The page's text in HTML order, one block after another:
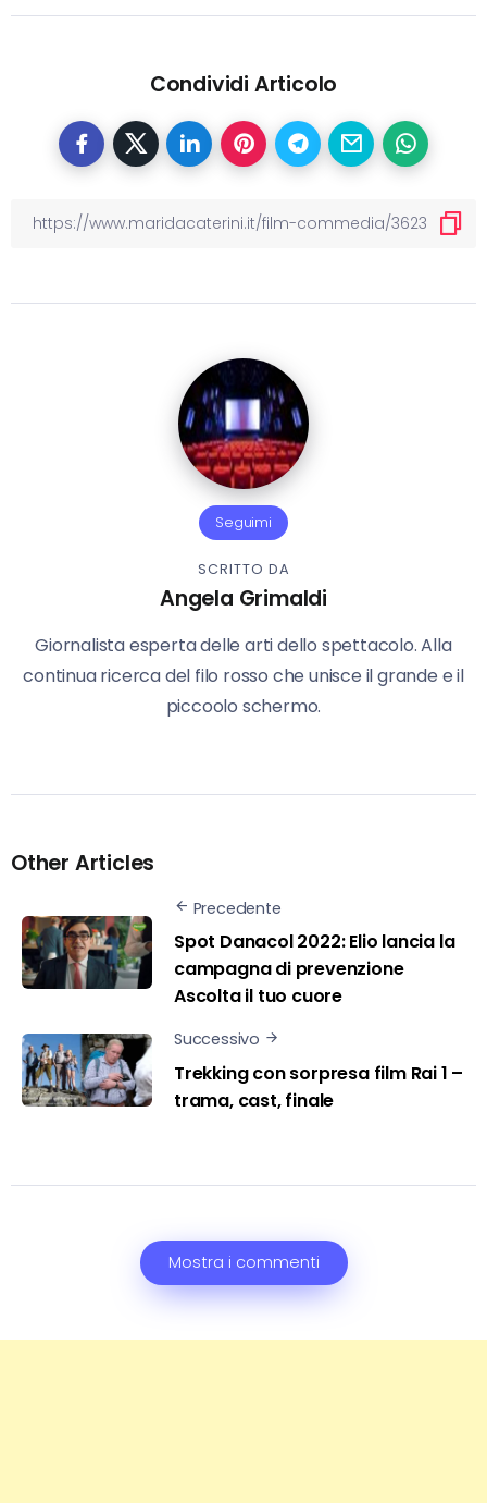
Condividi Articolo
Seguimi
SCRITTO DA
Angela Grimaldi
Giornalista esperta delle arti dello spettacolo. Alla
continua ricerca del filo rosso che unisce il grande e il
piccoolo schermo.
Other Articles
Precedente
Spot Danacol 2022: Elio lancia la
campagna di prevenzione
Ascolta il tuo cuore
Successivo
Trekking con sorpresa film Rai 1 –
trama, cast, finale
Mostra i commenti